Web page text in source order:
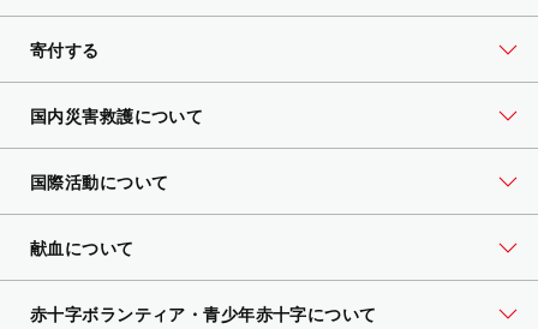
寄付する
国内災害救護について
国際活動について
献血について
赤十字ボランティア・青少年赤十字について